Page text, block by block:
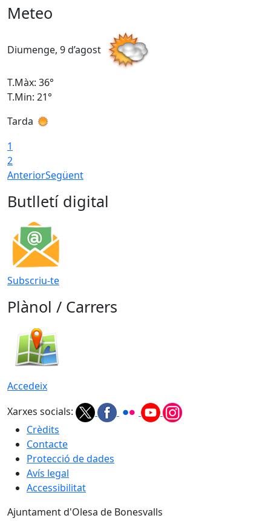
Meteo
Diumenge, 9 d’agost
T.Màx: 36°
T.Min: 21°
Tarda
1
2
AnteriorSegüent
Butlletí digital
Subscriu-te
Plànol / Carrers
Accedeix
Xarxes socials:
Crèdits
Contacte
Protecció de dades
Avís legal
Accessibilitat
Ajuntament d'Olesa de Bonesvalls